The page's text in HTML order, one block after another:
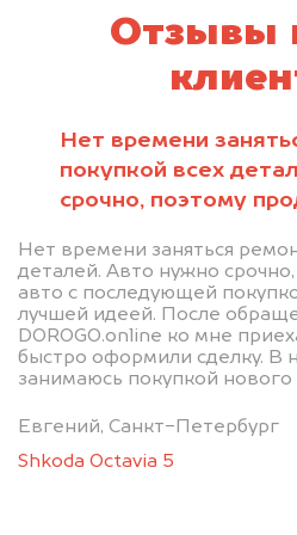
Отзывы
Нет времени
покупкой всех
срочно, поэтому
Нет времени заняться
деталей. Авто нужно
авто с последующей
лучшей идеей. После
DOROGO.online ко мне
быстро оформили сделку. В
занимаюсь покупкой нового
Евгений, Санкт-Петербург
Shkoda Octavia 5